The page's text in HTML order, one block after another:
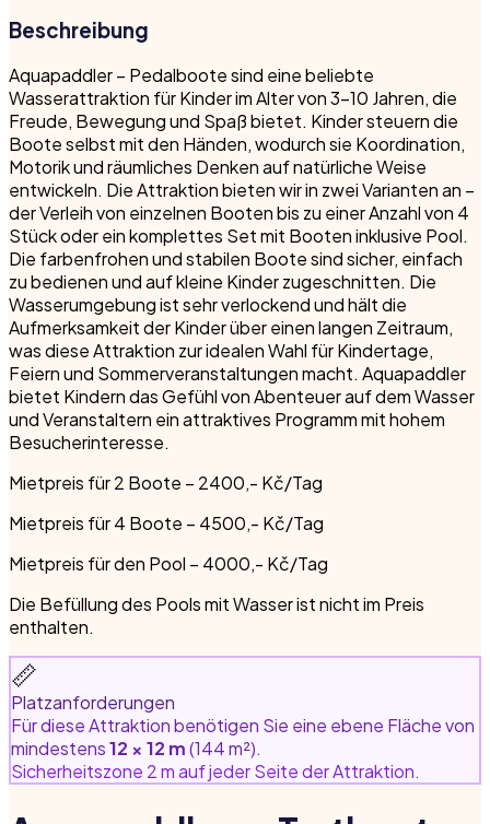
Beschreibung
Aquapaddler – Pedalboote sind eine beliebte
Wasserattraktion für Kinder im Alter von 3–10 Jahren, die
Freude, Bewegung und Spaß bietet. Kinder steuern die
Boote selbst mit den Händen, wodurch sie Koordination,
Motorik und räumliches Denken auf natürliche Weise
entwickeln. Die Attraktion bieten wir in zwei Varianten an –
der Verleih von einzelnen Booten bis zu einer Anzahl von 4
Stück oder ein komplettes Set mit Booten inklusive Pool.
Die farbenfrohen und stabilen Boote sind sicher, einfach
zu bedienen und auf kleine Kinder zugeschnitten. Die
Wasserumgebung ist sehr verlockend und hält die
Aufmerksamkeit der Kinder über einen langen Zeitraum,
was diese Attraktion zur idealen Wahl für Kindertage,
Feiern und Sommerveranstaltungen macht. Aquapaddler
bietet Kindern das Gefühl von Abenteuer auf dem Wasser
und Veranstaltern ein attraktives Programm mit hohem
Besucherinteresse.
Mietpreis für 2 Boote – 2400,- Kč/Tag
Mietpreis für 4 Boote – 4500,- Kč/Tag
Mietpreis für den Pool – 4000,- Kč/Tag
Die Befüllung des Pools mit Wasser ist nicht im Preis
enthalten.
📏
Platzanforderungen
Für diese Attraktion benötigen Sie eine ebene Fläche von
mindestens12 × 12 m(144 m²).
Sicherheitszone 2 m auf jeder Seite der Attraktion.